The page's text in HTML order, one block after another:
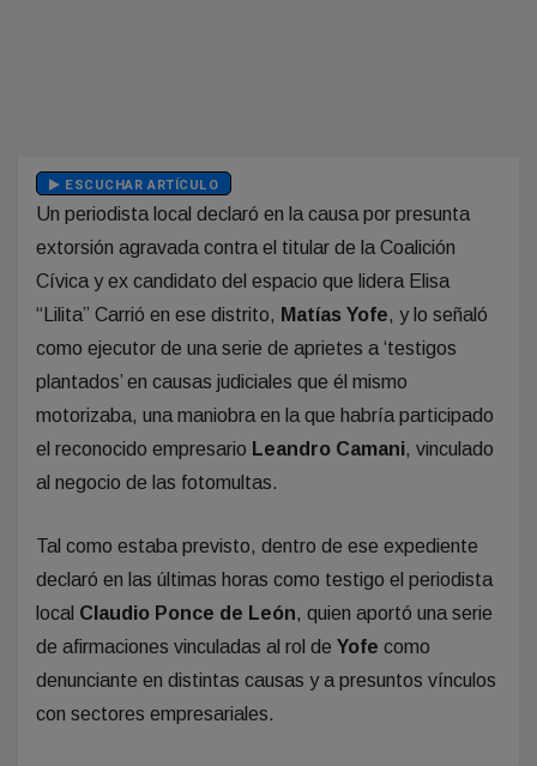
ESCUCHAR ARTÍCULO
Un periodista local declaró en la causa por presunta
extorsión agravada contra el titular de la Coalición
Cívica y ex candidato del espacio que lidera Elisa
“Lilita” Carrió en ese distrito, Matías Yofe, y lo señaló
como ejecutor de una serie de aprietes a ‘testigos
plantados’ en causas judiciales que él mismo
motorizaba, una maniobra en la que habría participado
el reconocido empresario Leandro Camani, vinculado
al negocio de las fotomultas.
Tal como estaba previsto, dentro de ese expediente
declaró en las últimas horas como testigo el periodista
local Claudio Ponce de León, quien aportó una serie
de afirmaciones vinculadas al rol de Yofe como
denunciante en distintas causas y a presuntos vínculos
con sectores empresariales.